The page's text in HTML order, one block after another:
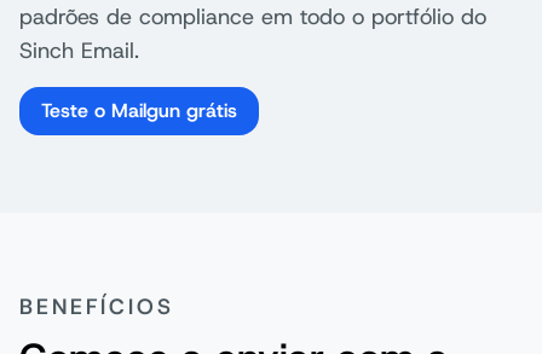
padrões de compliance em todo o portfólio do
Sinch Email.
Teste o Mailgun grátis
BENEFÍCIOS